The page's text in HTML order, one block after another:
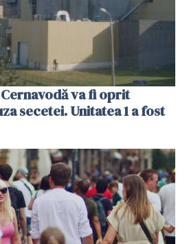
va fi oprit
secetei. Unitatea 1 a fost